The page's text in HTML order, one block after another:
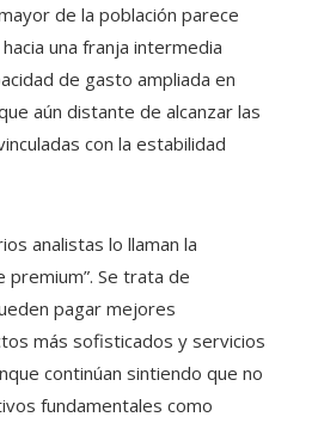
de la población parece
una franja intermedia
de gasto ampliada en
aún distante de alcanzar las
con la estabilidad
analistas lo llaman la
premium”. Se trata de
pagar mejores
más sofisticados y servicios
continúan sintiendo que no
fundamentales como